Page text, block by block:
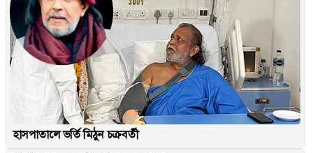
হাসপাতালে ভর্তি মিঠুন চক্রবর্তী